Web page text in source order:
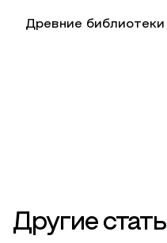
Древние
Другие